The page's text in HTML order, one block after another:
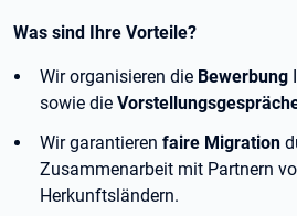
Was sind Ihre Vorteile?
Wir organisieren die Bewerbung
sowie die
Wir garantieren faire Migration
Zusammenarbeit mit Partnern
Herkunftsländern.